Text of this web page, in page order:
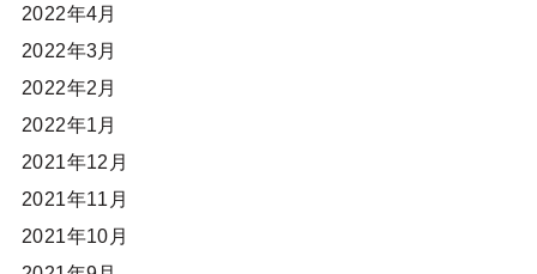
2022年4月
2022年3月
2022年2月
2022年1月
2021年12月
2021年11月
2021年10月